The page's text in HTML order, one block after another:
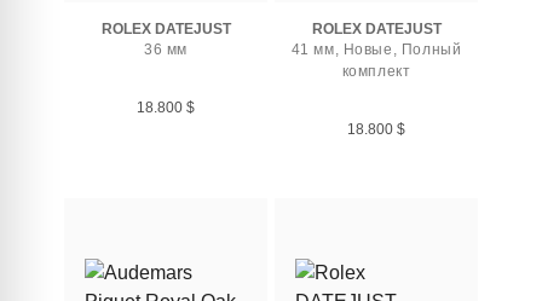
ROLEX DATEJUST
36 мм
18.800 $
ROLEX DATEJUST
41 мм, Новые, Полный
комплект
18.800 $